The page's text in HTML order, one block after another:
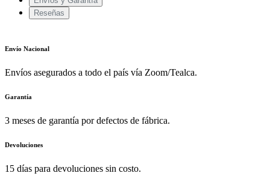
Reseñas
Envío Nacional
Envíos asegurados a todo el país vía Zoom/Tealca.
Garantía
3 meses de garantía por defectos de fábrica.
Devoluciones
15 días para devoluciones sin costo.